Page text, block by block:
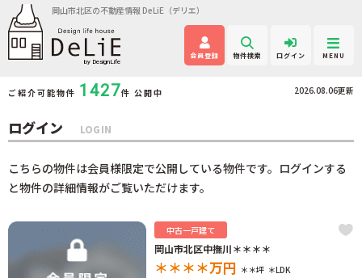
岡山市北区の不動産情報 DeLiE（デリエ）
会員登録 物件検索 ログイン MENU
ご紹介可能物件 1427件 公開中 2026.08.06更新
ログイン LOGIN
こちらの物件は会員様限定で公開している物件です。ログインする
と物件の詳細情報がご覧いただけます。
中古一戸建て
岡山市北区中撫川＊＊＊＊
＊＊＊＊万円 ＊＊坪 ＊LDK